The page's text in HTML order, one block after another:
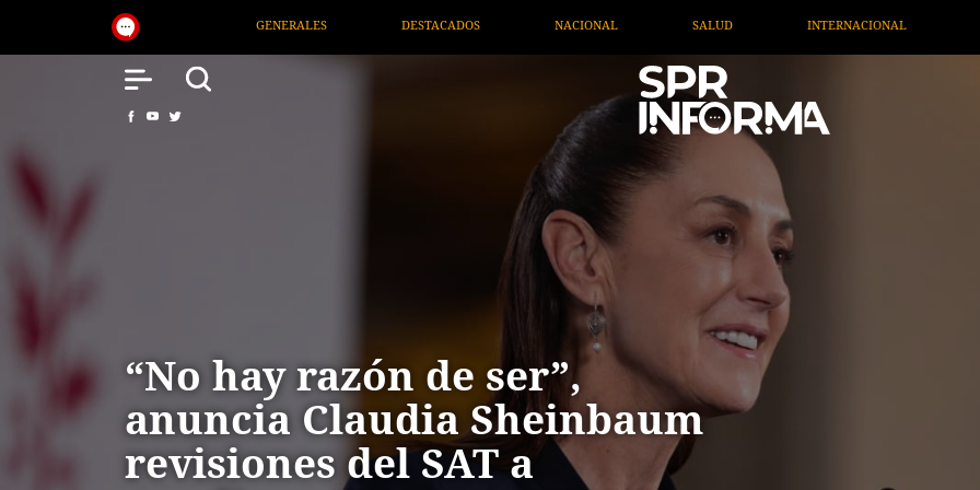
NACIONAL SALUD INTERNACIONAL TV MIGRANTE INFORMA
“No hay razón de ser”,
anuncia Claudia Sheinbaum
revisiones del SAT a